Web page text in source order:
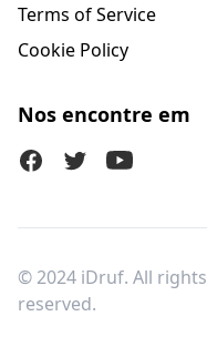
Terms of Service
Cookie Policy
Nos encontre em
FacebookTwitter (X)Youtube
© 2024 iDruf. All rights
reserved.